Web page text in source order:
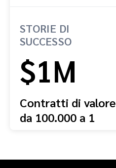
STORIE DI
SUCCESSO
$1M
Contratti di valore
da 100.000 a 1